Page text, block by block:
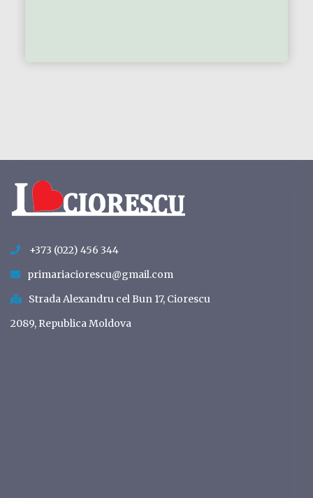
+373 (022) 456 344
primariaciorescu@gmail.com
Strada Alexandru cel Bun 17, Ciorescu
2089, Republica Moldova